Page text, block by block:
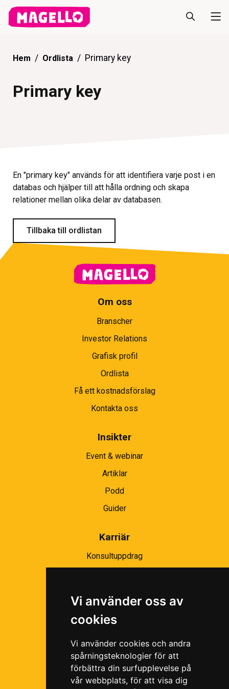
Vi använder oss av
cookies
Vi använder cookies och andra
spårningsteknologier för att
förbättra din surfupplevelse på
vår webbplats, för att visa dig
Hem Ordlista Primary key
Primary key
En "primary key" används för att identifiera varje post i en
databas och hjälper till att hålla ordning och skapa
relationer mellan olika delar av databasen.
Tillbaka till ordlistan
Om oss
Branscher
Investor Relations
Grafisk profil
Ordlista
Få ett kostnadsförslag
Kontakta oss
Insikter
Event & webinar
Artiklar
Podd
Guider
Karriär
Konsultuppdrag
Ramavtal